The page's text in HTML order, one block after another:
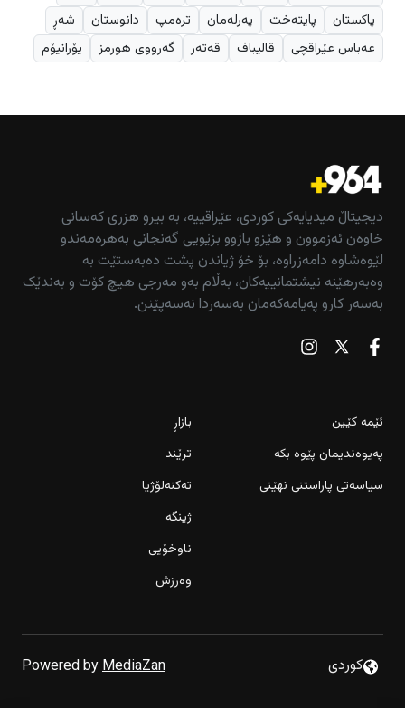
پاکستان
پایتەخت پەرلەمان ترەمپ دانوستان
شەڕ
عەباس عێراقچی
قالیباف قەتەر گەرووی هورمز یۆرانیۆم
دیجیتاڵ میدیایەکی کوردی، عێراقییە، بە بیرو هزری کەسانی
خاوەن ئەزموون و هێزو بازوو بزێویی گەنجانی بەهرەمەندو
لێوەشاوە دامەزراوە، بۆ خۆ ژیاندن پشت دەبەستێت بە
وەبەرهێنە نیشتمانییەکان، بەڵام بەو مەرجی هیچ کۆت و بەندێک
بەسەر کارو پەیامەکەمان بەسەردا نەسەپێنن.
ئێمە کێین
پەیوەندیمان پێوە بکە
سیاسەتی پاراستنی نهێنی
بازاڕ
ترێند
تەکنەلۆژیا
ژینگە
ناوخۆیی
وەرزش
كوردى Powered byMediaZan